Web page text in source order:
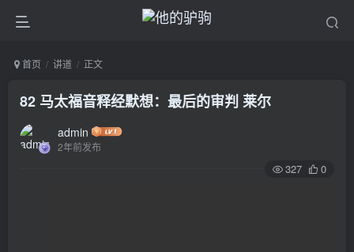
首页 讲道 正文
82 马太福音释经默想：最后的审判 莱尔
admin
2年前发布
327 0